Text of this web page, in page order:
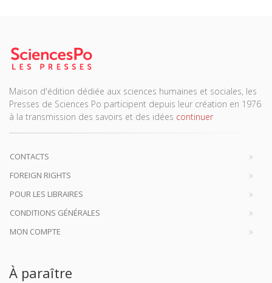
Maison d'édition dédiée aux sciences humaines et sociales, les
Presses de Sciences Po participent depuis leur création en 1976
à la transmission des savoirs et des idées continuer
CONTACTS
FOREIGN RIGHTS
POUR LES LIBRAIRES
CONDITIONS GÉNÉRALES
MON COMPTE
À paraître